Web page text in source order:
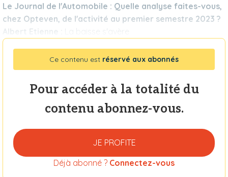
Le Journal de l'Automobile : Quelle analyse faites-vous,
chez Opteven, de l'activité au premier semestre 2023 ?
Albert Etienne :
La baisse s'avère
Ce contenu est réservé aux abonnés
Pour accéder à la totalité du
contenu abonnez-vous.
JE PROFITE
Déjà abonné ? Connectez-vous